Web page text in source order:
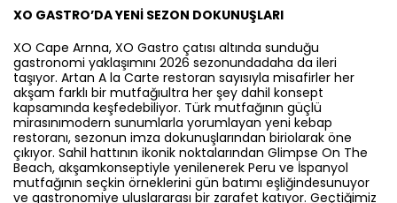
XO GASTRO’DA YENİ SEZON DOKUNUŞLARI
XO Cape Arnna, XO Gastro çatısı altında sunduğu
gastronomi yaklaşımını 2026 sezonundadaha da ileri
taşıyor. Artan A la Carte restoran sayısıyla misafirler her
akşam farklı bir mutfağıultra her şey dahil konsept
kapsamında keşfedebiliyor. Türk mutfağının güçlü
mirasınımodern sunumlarla yorumlayan yeni kebap
restoranı, sezonun imza dokunuşlarından biriolarak öne
çıkıyor. Sahil hattının ikonik noktalarından Glimpse On The
Beach, akşamkonseptiyle yenilenerek Peru ve İspanyol
mutfağının seçkin örneklerini gün batımı eşliğindesunuyor
ve gastronomiye uluslararası bir zarafet katıyor. Geçtiğimiz